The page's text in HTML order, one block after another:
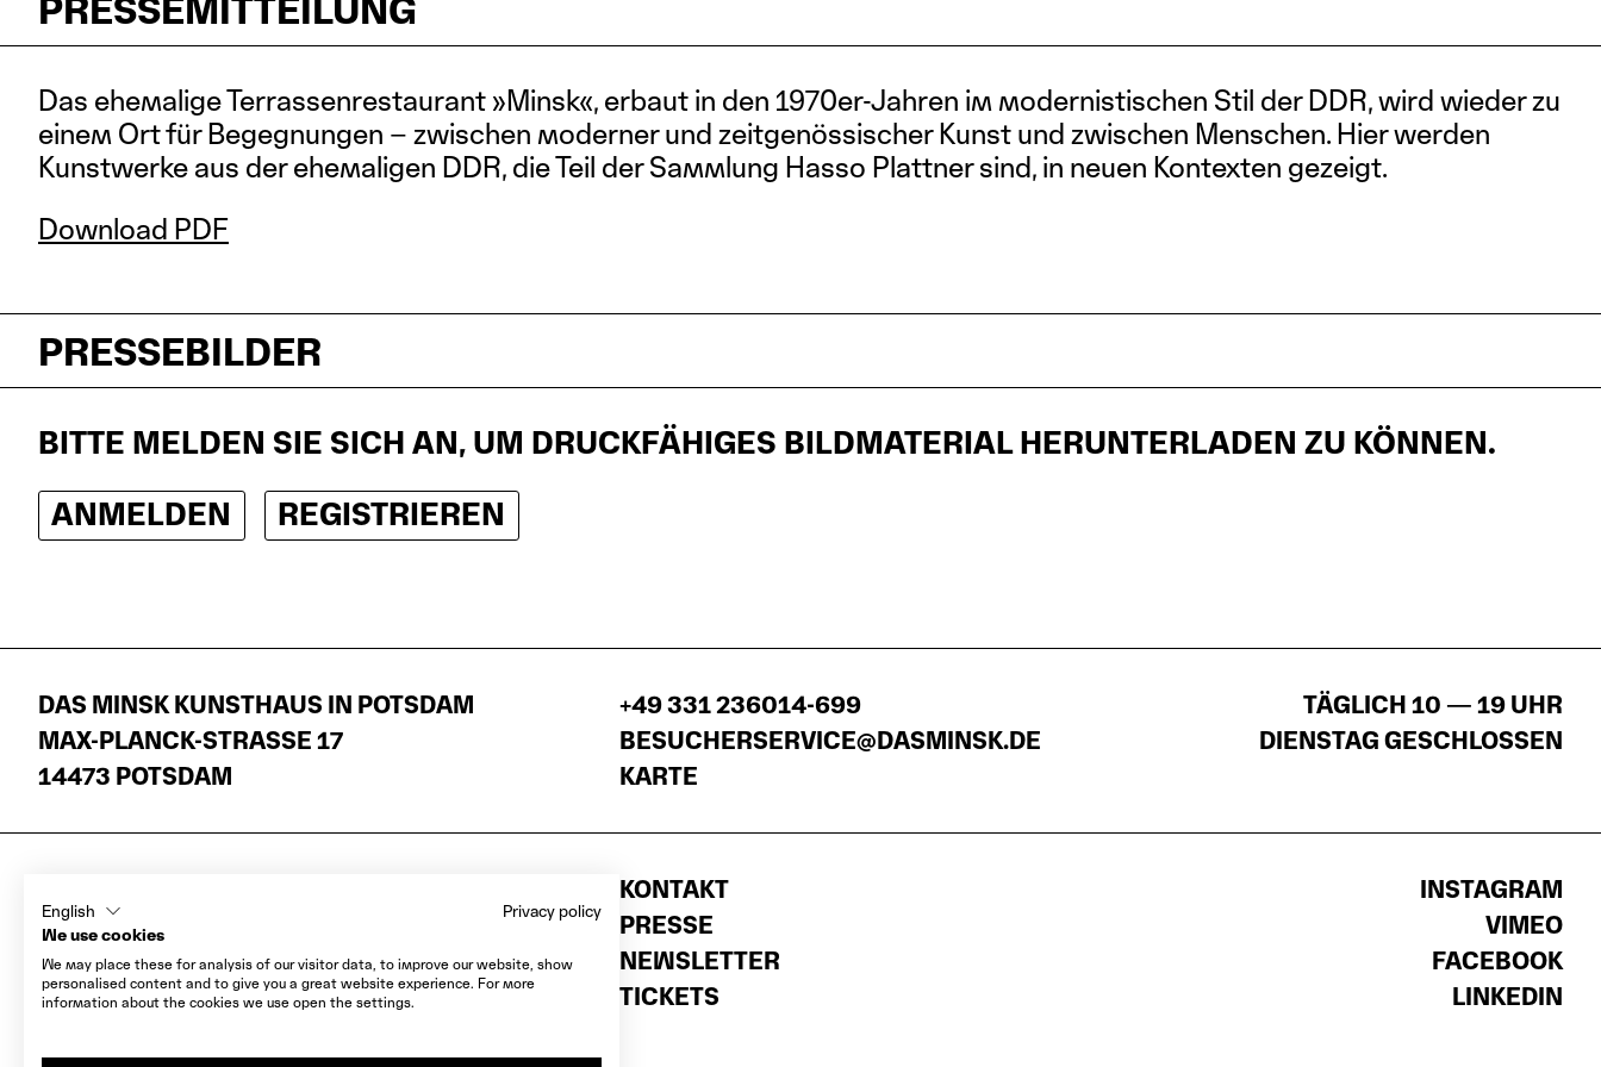
PRESSEMITTEILUNG
Das ehemalige Terrassenrestaurant »Minsk«, erbaut in den 1970er-Jahren im modernistischen Stil der DDR, wird wieder zu
einem Ort für Begegnungen – zwischen moderner und zeitgenössischer Kunst und zwischen Menschen. Hier werden
Kunstwerke aus der ehemaligen DDR, die Teil der Sammlung Hasso Plattner sind, in neuen Kontexten gezeigt.
Download PDF
PRESSEBILDER
BITTE MELDEN SIE SICH AN, UM DRUCKFÄHIGES BILDMATERIAL HERUNTERLADEN ZU KÖNNEN.
ANMELDEN
REGISTRIEREN
DAS MINSK KUNSTHAUS IN POTSDAM
MAX-PLANCK-STRASSE 17
14473 POTSDAM
+49 331 236014-699
BESUCHERSERVICE@DASMINSK.DE
KARTE
TÄGLICH 10 — 19 UHR
DIENSTAG GESCHLOSSEN
DATENSCHUTZ
AGB
COOKIES
KONTAKT
PRESSE
NEWSLETTER
TICKETS
INSTAGRAM
VIMEO
FACEBOOK
LINKEDIN
English
Privacy policy
We use cookies
We may place these for analysis of our visitor data, to improve our website, show
personalised content and to give you a great website experience. For more
information about the cookies we use open the settings.